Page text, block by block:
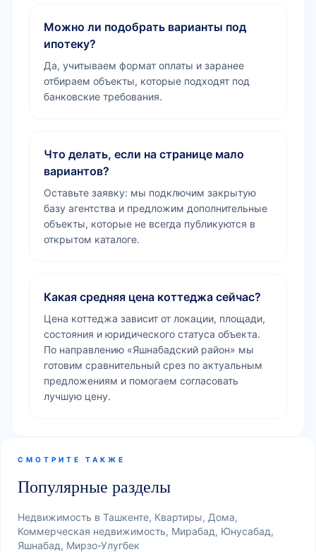
Можно ли подобрать варианты под
ипотеку?
Да, учитываем формат оплаты и заранее
отбираем объекты, которые подходят под
банковские требования.
Что делать, если на странице мало
вариантов?
Оставьте заявку: мы подключим закрытую
базу агентства и предложим дополнительные
объекты, которые не всегда публикуются в
открытом каталоге.
Какая средняя цена коттеджа сейчас?
Цена коттеджа зависит от локации, площади,
состояния и юридического статуса объекта.
По направлению «Яшнабадский район» мы
готовим сравнительный срез по актуальным
предложениям и помогаем согласовать
лучшую цену.
СМОТРИТЕ ТАКЖЕ
Популярные разделы
Недвижимость в Ташкенте, Квартиры, Дома,
Коммерческая недвижимость, Мирабад, Юнусабад,
Яшнабад, Мирзо-Улугбек